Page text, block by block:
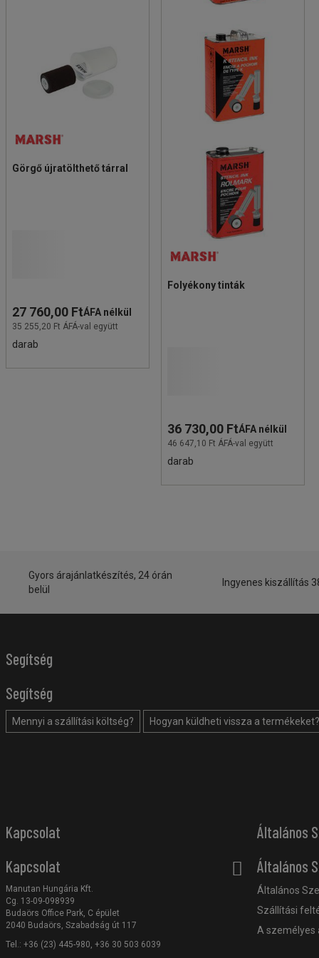
Görgő újratölthető tárral
27 760,00 FtÁFA nélkül
35 255,20 Ft ÁFÁ-val együtt
darab
Folyékony tinták
36 730,00 FtÁFA nélkül
46 647,10 Ft ÁFÁ-val együtt
darab
Gyors árajánlatkészítés, 24 órán
belül
Ingyenes kiszállítás
Segítség
Segítség
Mennyi a szállítási költség? Hogyan küldheti vissza a termékeket?
Kapcsolat
Kapcsolat
Manutan Hungária Kft.
Cg. 13-09-098939
Budaörs Office Park, C épület
2040 Budaörs, Szabadság út 117
Tel.: +36 (23) 445-980, +36 30 503 6039
Általános
Általános
Általános
Szállítási
A személyes